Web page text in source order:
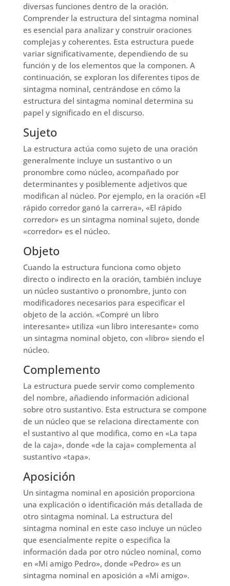
diversas funciones dentro de la oración.
Comprender la estructura del sintagma nominal
es esencial para analizar y construir oraciones
complejas y coherentes. Esta estructura puede
variar significativamente, dependiendo de su
función y de los elementos que la componen. A
continuación, se exploran los diferentes tipos de
sintagma nominal, centrándose en cómo la
estructura del sintagma nominal determina su
papel y significado en el discurso.
Sujeto
La estructura actúa como sujeto de una oración
generalmente incluye un sustantivo o un
pronombre como núcleo, acompañado por
determinantes y posiblemente adjetivos que
modifican al núcleo. Por ejemplo, en la oración «El
rápido corredor ganó la carrera», «El rápido
corredor» es un sintagma nominal sujeto, donde
«corredor» es el núcleo.
Objeto
Cuando la estructura funciona como objeto
directo o indirecto en la oración, también incluye
un núcleo sustantivo o pronombre, junto con
modificadores necesarios para especificar el
objeto de la acción. «Compré un libro
interesante» utiliza «un libro interesante» como
un sintagma nominal objeto, con «libro» siendo el
núcleo.
Complemento
La estructura puede servir como complemento
del nombre, añadiendo información adicional
sobre otro sustantivo. Esta estructura se compone
de un núcleo que se relaciona directamente con
el sustantivo al que modifica, como en «La tapa
de la caja», donde «de la caja» complementa al
sustantivo «tapa».
Aposición
Un sintagma nominal en aposición proporciona
una explicación o identificación más detallada de
otro sintagma nominal. La estructura del
sintagma nominal en este caso incluye un núcleo
que esencialmente repite o especifica la
información dada por otro núcleo nominal, como
en «Mi amigo Pedro», donde «Pedro» es un
sintagma nominal en aposición a «Mi amigo».